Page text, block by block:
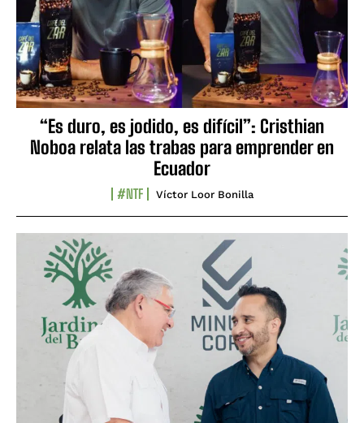
“Es duro, es jodido, es difícil”: Cristhian
Noboa relata las trabas para emprender en
Ecuador
#NTF Víctor Loor Bonilla